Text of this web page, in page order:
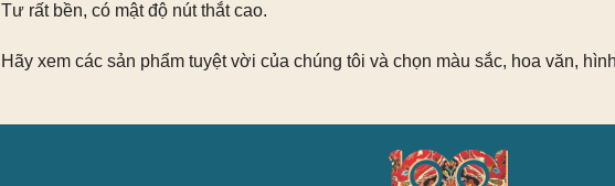
Tư rất bền, có mật độ nút thắt cao.
Hãy xem các sản phẩm tuyệt vời của chúng tôi và chọn màu sắc, hoa văn,